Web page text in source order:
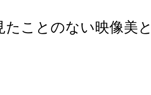
ことのない映像美